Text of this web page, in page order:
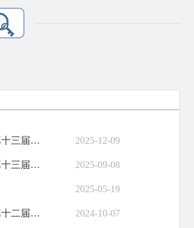
阜宁县人民政府 盐城市人力资源和社会保障局关于公布阜宁县第十三届职业... 2025-12-09
阜宁县人民政府 盐城市人力资源和社会保障局关于印发阜宁县第十三届职业... 2025-09-08
2025-05-19
阜宁县人民政府 盐城市人力资源和社会保障局关于印发阜宁县第十二届职业... 2024-10-07